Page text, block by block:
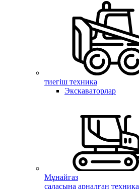
тиегіш техника
Экскаваторлар
Мұнайгаз
саласына арналған техника